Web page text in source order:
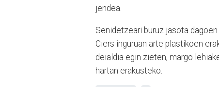
jendea.
Senidetzeari buruz jasota
Ciers inguruan arte plastikoen
deialdia egin zieten, margo
hartan erakusteko.